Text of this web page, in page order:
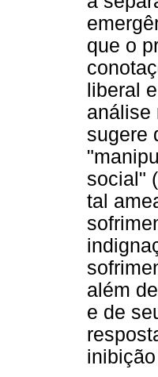
que o
liberal
análise
sugere
social"
tal
além
e de